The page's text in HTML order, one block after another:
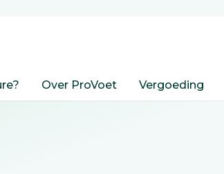
Over ProVoet Vergoeding